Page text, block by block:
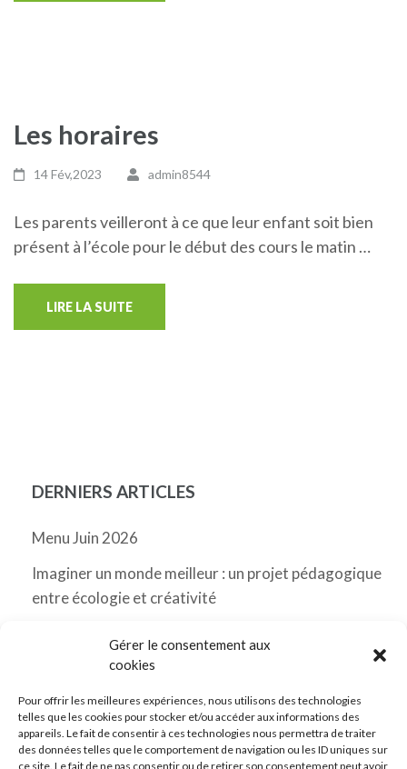
Gérer le consentement aux
cookies
Pour offrir les meilleures expériences, nous utilisons des technologies
telles que les cookies pour stocker et/ou accéder aux informations des
appareils. Le fait de consentir à ces technologies nous permettra de traiter
des données telles que le comportement de navigation ou les ID uniques sur
ce site. Le fait de ne pas consentir ou de retirer son consentement peut avoir
Les horaires
14 Fév,2023 admin8544
Les parents veilleront à ce que leur enfant soit bien
présent à l’école pour le début des cours le matin …
LIRE LA SUITE
DERNIERS ARTICLES
Menu Juin 2026
Imaginer un monde meilleur : un projet pédagogique
entre écologie et créativité
Classes de découverte
Menu Avril 2026 Messancy